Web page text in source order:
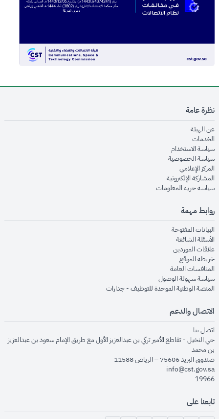
نظرة عامة
عن الهيئةopens in new window
الخدماتopens in new window
سياسة الاستخدام
سياسة الخصوصيةopens in new window
المركز الإعلاميopens in new window
المشاركة الإلكترونيةopens in new window
سياسة حرية المعلوماتopens in new window
روابط مهمة
البيانات المفتوحةopens in new window
الأسئلة الشائعةopens in new window
علاقات الموردينopens in new window
خريطة الموقعopens in new window
المنافسات العامةopens in new window
سياسة سهولة الوصولopens in new window
المنصة الوطنية الموحدة للتوظيف - جداراتopens in new window
الاتصال والدعم
اتصل بنا
حي النخيل - تقاطع الأمير تركي بن عبدالعزيز الأول مع طريق الإمام سعود بن عبدالعزيز
بن محمد
صندوق البريد 75606 – الرياض 11588
info@cst.gov.sa
19966
تابعنا على